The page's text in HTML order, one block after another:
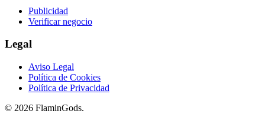
Publicidad
Verificar negocio
Legal
Aviso Legal
Política de Cookies
Política de Privacidad
© 2026 FlaminGods.